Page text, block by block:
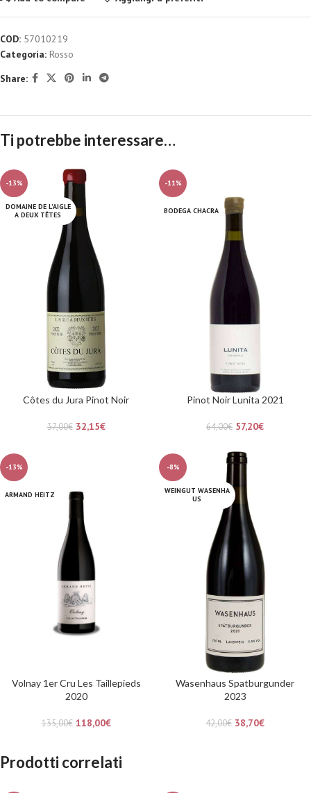
COD: 57010219
Categoria: Rosso
Share:
Ti potrebbe interessare…
-13%
DOMAINE DE L'AIGLE
A DEUX TÊTES
Côtes du Jura Pinot Noir
37,00€ 32,15€
-11%
BODEGA CHACRA
Pinot Noir Lunita 2021
64,00€ 57,20€
-13%
ARMAND HEITZ
Volnay 1er Cru Les Taillepieds
2020
135,00€ 118,00€
-8%
WEINGUT WASENHA
US
Wasenhaus Spatburgunder
2023
42,00€ 38,70€
Prodotti correlati